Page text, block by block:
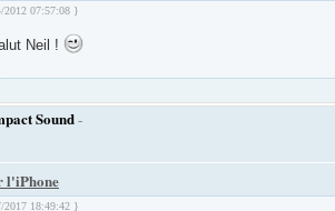
2012 07:57:08 }
Neil !
Sound-
l'iPhone
2017 18:49:42 }